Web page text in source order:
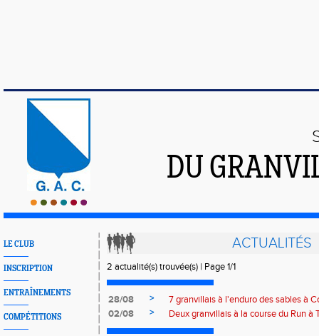
DU
LE CLUB
INSCRIPTION
ENTRAÎNEMENTS
COMPÉTITIONS
ACTUALITÉS
2 actualité(s) trouvée(s) | Page 1/1
28/08 >
7 granvillais à l'enduro des sables à
02/08
> Deux granvillais à la course du Run à